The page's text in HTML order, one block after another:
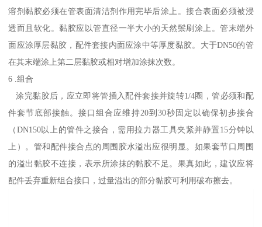
溶剂黏胶必须在管表面清洁剂作用完毕后涂上。接合表面必须被浸
透而且软化。黏胶应以管直径一半大小的天然鬃刷涂上。管末端外
面应涂厚层黏胶，配件套接内面应涂中等厚度黏胶。大于DN50的管
在其末端涂上第二层黏胶或相对增加涂抹次数。
6 .组合
涂完黏胶后，应立即将管插入配件套接并旋转1/4圈，管必须和配
件套节底部接触。接口组合应维持20到30秒固定以确保初步接合
（DN150以上的管件之接合，需用拉力器工具夹紧并静置15分钟以
上）。管和配件接合点的周围胶水溢出应很明显。如果套节口周围
的溢出黏胶不连接，表示所涂抹的黏胶不足。果真如此，建议应将
配件丢弃重新组合接口，过量溢出的部分黏胶可利用破布擦去。